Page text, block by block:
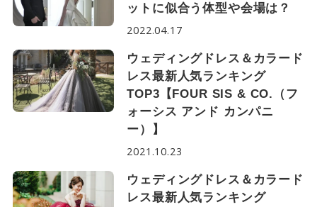
ットに似合う体型や会場は？
2022.04.17
ウェディングドレス＆カラード
レス最新人気ランキング
TOP3【FOUR SIS & CO.（フ
ォーシス アンド カンパニ
ー）】
2021.10.23
ウェディングドレス＆カラード
レス最新人気ランキング